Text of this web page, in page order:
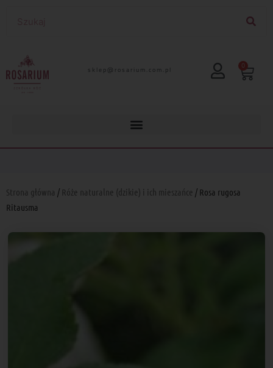
lp.moc.muirasor@pelks 0
Strona główna / Róże naturalne (dzikie) i ich mieszańce / Rosa rugosa
Ritausma